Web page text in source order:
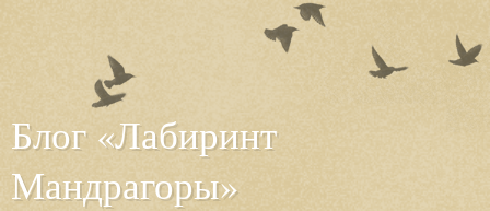
Блог «Лабиринт
Мандрагоры»